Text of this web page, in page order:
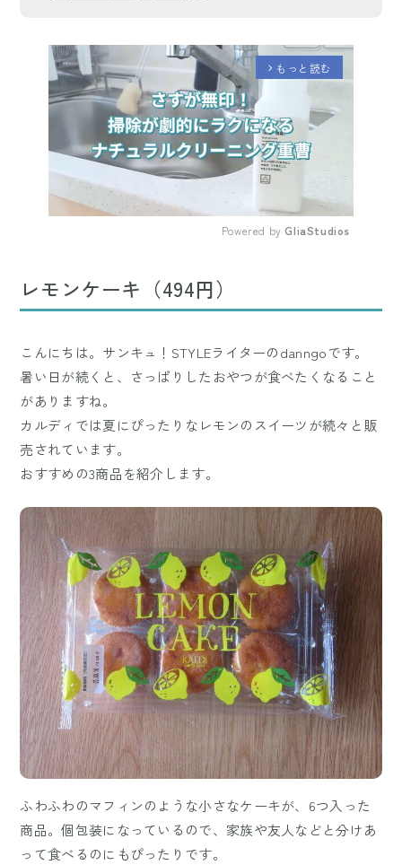
arrow_forward_ios もっと読む
Powered by GliaStudios
レモンケーキ（494円）
こんにちは。サンキュ！STYLEライターのdanngoです。
暑い日が続くと、さっぱりしたおやつが食べたくなること
がありますね。
カルディでは夏にぴったりなレモンのスイーツが続々と販
売されています。
おすすめの3商品を紹介します。
ふわふわのマフィンのような小さなケーキが、6つ入った
商品。個包装になっているので、家族や友人などと分けあ
って食べるのにもぴったりです。